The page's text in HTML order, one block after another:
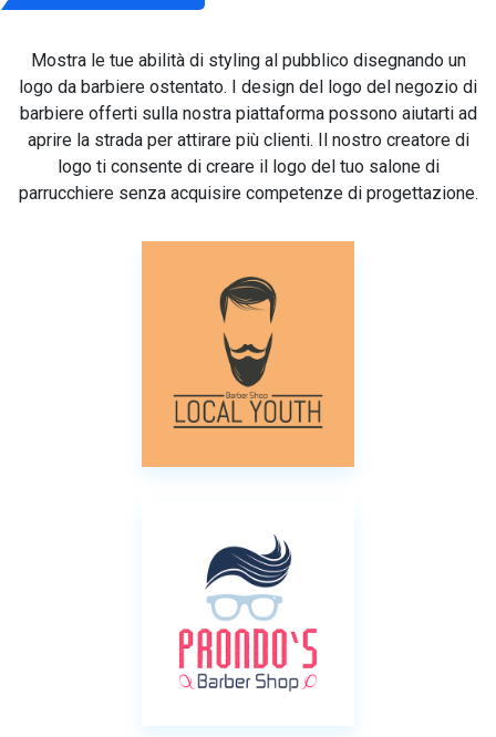
Mostra le tue abilità di styling al pubblico disegnando un
logo da barbiere ostentato. I design del logo del negozio di
barbiere offerti sulla nostra piattaforma possono aiutarti ad
aprire la strada per attirare più clienti. Il nostro creatore di
logo ti consente di creare il logo del tuo salone di
parrucchiere senza acquisire competenze di progettazione.